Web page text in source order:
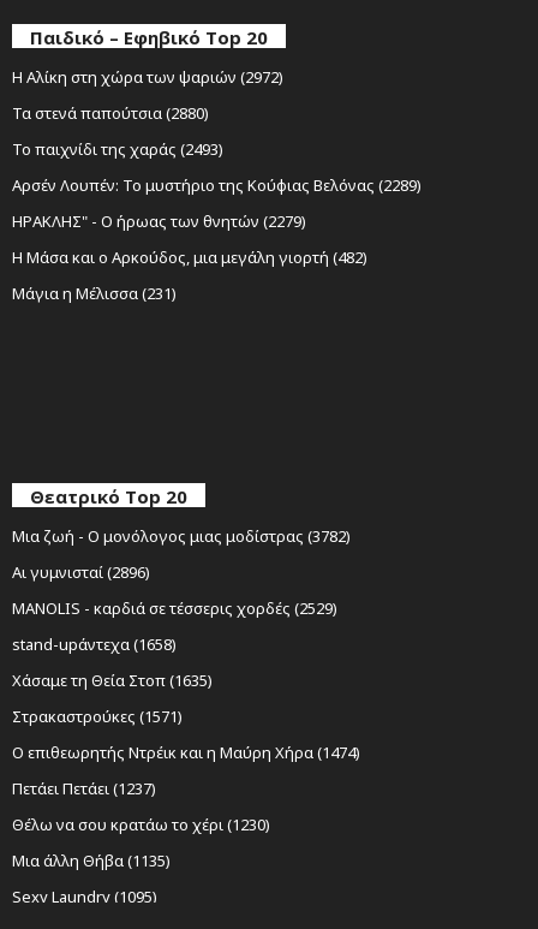
Παιδικό – Εφηβικό Top 20
Η Αλίκη στη χώρα των ψαριών (2972)
Τα στενά παπούτσια (2880)
Το παιχνίδι της χαράς (2493)
Αρσέν Λουπέν: Το μυστήριο της Κούφιας Βελόνας (2289)
ΗΡΑΚΛΗΣ" - Ο ήρωας των θνητών (2279)
Η Μάσα και ο Αρκούδος, μια μεγάλη γιορτή (482)
Μάγια η Μέλισσα (231)
Θεατρικό Top 20
Μια ζωή - Ο μονόλογος μιας μοδίστρας (3782)
Αι γυμνισταί (2896)
MANOLIS - καρδιά σε τέσσερις χορδές (2529)
stand-upάντεχα (1658)
Χάσαμε τη Θεία Στοπ (1635)
Στρακαστρούκες (1571)
Ο επιθεωρητής Ντρέικ και η Μαύρη Χήρα (1474)
Πετάει Πετάει (1237)
Θέλω να σου κρατάω το χέρι (1230)
Μια άλλη Θήβα (1135)
Sexy Laundry (1095)